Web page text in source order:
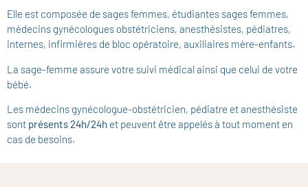
Elle est composée de sages femmes, étudiantes sages femmes,
médecins gynécologues obstétriciens, anesthésistes, pédiatres,
internes, infirmières de bloc opératoire, auxiliaires mère-enfants.
La sage-femme assure votre suivi médical ainsi que celui de votre
bébé.
Les médecins gynécologue-obstétricien, pédiatre et anesthésiste
sont présents 24h/24h et peuvent être appelés à tout moment en
cas de besoins.